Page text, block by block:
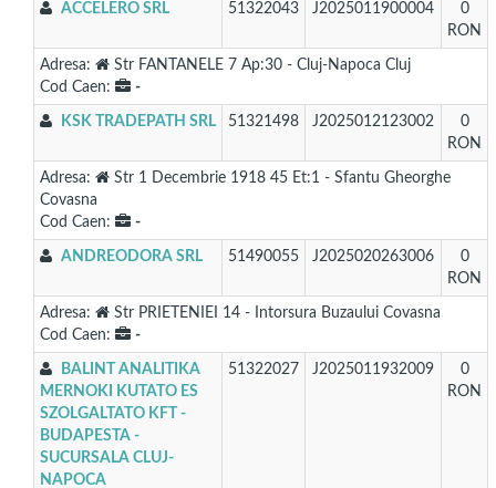
ACCELERO SRL 51322043 J2025011900004
0
RON
Adresa:
Str FANTANELE 7 Ap:30 - Cluj-Napoca Cluj
Cod Caen:
-
KSK TRADEPATH SRL 51321498 J2025012123002
0
RON
Adresa:
Str 1 Decembrie 1918 45 Et:1 - Sfantu Gheorghe
Covasna
Cod Caen:
-
ANDREODORA SRL 51490055 J2025020263006
0
RON
Adresa:
Str PRIETENIEI 14 - Intorsura Buzaului Covasna
Cod Caen:
-
BALINT ANALITIKA
MERNOKI KUTATO ES
SZOLGALTATO KFT -
BUDAPESTA -
SUCURSALA CLUJ-
NAPOCA
51322027 J2025011932009
0
RON